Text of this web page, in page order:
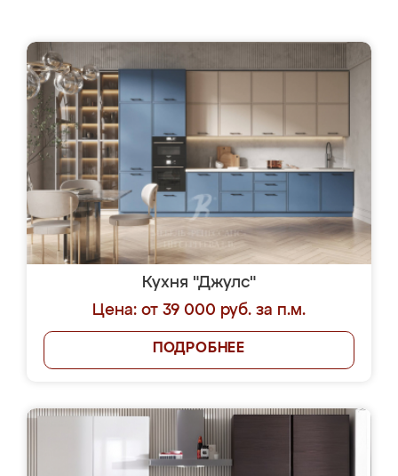
Кухня "Джулс"
Цена: от 39 000 руб. за п.м.
ПОДРОБНЕЕ